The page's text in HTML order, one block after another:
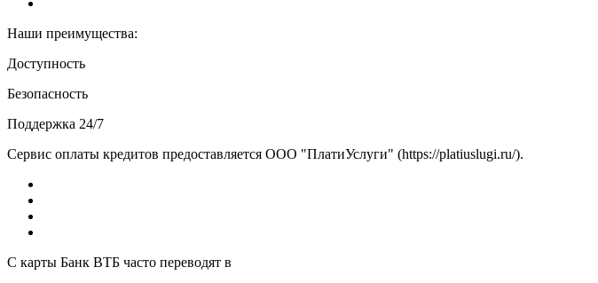
Наши преимущества:
Доступность
Безопасность
Поддержка 24/7
Сервис оплаты кредитов предоставляется ООО "ПлатиУслуги" (https://platiuslugi.ru/).
С карты Банк ВТБ часто переводят в